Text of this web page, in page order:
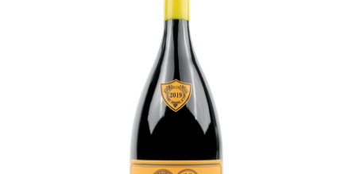
História
Sobre Nós
Timeline
Curiosidades
História
Sobre Nós
Timeline
Curiosidades